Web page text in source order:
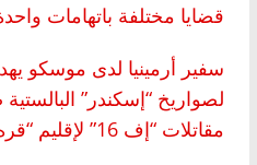
قضايا مختلفة باتهامات
سفير أرمينيا لدى موسكو
لصواريخ “إسكندر”
مقاتلات “إف 16” لإقليم “قره باغ”